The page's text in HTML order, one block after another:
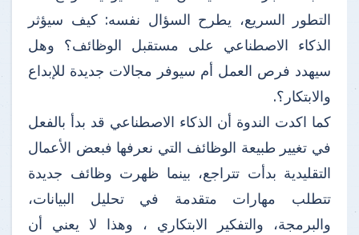
التطور السريع، يطرح السؤال نفسه: كيف سيؤثر
الذكاء الاصطناعي على مستقبل الوظائف؟ وهل
سيهدد فرص العمل أم سيوفر مجالات جديدة للإبداع
والابتكار؟.
كما اكدت الندوة أن الذكاء الاصطناعي قد بدأ بالفعل
في تغيير طبيعة الوظائف التي نعرفها فبعض الأعمال
التقليدية بدأت تتراجع، بينما ظهرت وظائف جديدة
تتطلب مهارات متقدمة في تحليل البيانات،
والبرمجة، والتفكير الابتكاري ، وهذا لا يعني أن